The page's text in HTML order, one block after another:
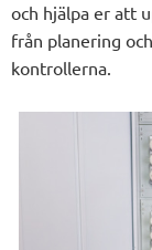
och hjälpa er att
från planering
kontrollerna.